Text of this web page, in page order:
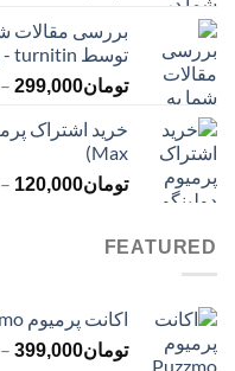
توسط turnitin - بررسی میزان هوش مصنوعی مقاله
تومان299,000
–
Max)
تومان120,000
–
FEATURED
اکانت پرمیوم Puzzmo - سایت پازل و بازی های فکری
تومان399,000
–